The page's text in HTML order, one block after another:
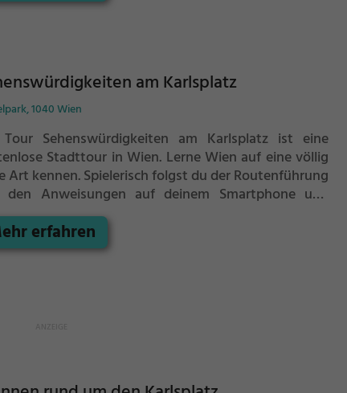
am Karlsplatz
1040 Wien
Sehenswürdigkeiten am Karlsplatz ist eine
Stadttour in Wien. Lerne Wien auf eine völlig
Art kennen.Spielerisch folgst du der Routenführung
den Anweisungen auf deinem Smartphone und
viele spannende Ecken von Wien kennen.
erfahren